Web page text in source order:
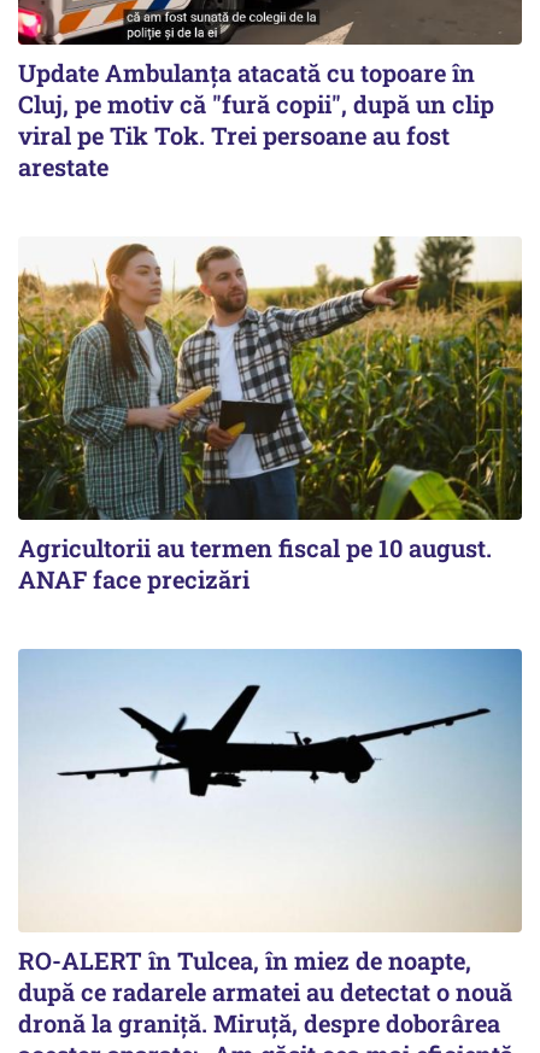
Update Ambulanța atacată cu topoare în
Cluj, pe motiv că "fură copii", după un clip
viral pe Tik Tok. Trei persoane au fost
arestate
Agricultorii au termen fiscal pe 10 august.
ANAF face precizări
RO-ALERT în Tulcea, în miez de noapte,
după ce radarele armatei au detectat o nouă
dronă la graniță. Miruță, despre doborârea